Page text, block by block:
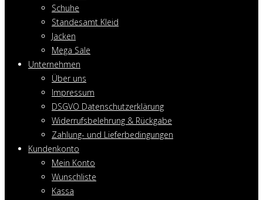
Schuhe
Standesamt Kleid
Jacken
Mega Sale
Unternehmen
Über uns
Impressum
DSGVO Datenschutzerklärung
Widerrufsbelehrung & Rückgabe
Zahlung- und Lieferbedingungen
Kundenkonto
Mein Konto
Wunschliste
Kassa